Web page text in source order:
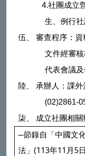
4.社團成立
生、例行
伍、 審查程序：
文件經審
代表會議
陸、 承辦人：課
(02)2861-
柒、 成立社團相關
─節錄自「中國文
法」(113年11 月5